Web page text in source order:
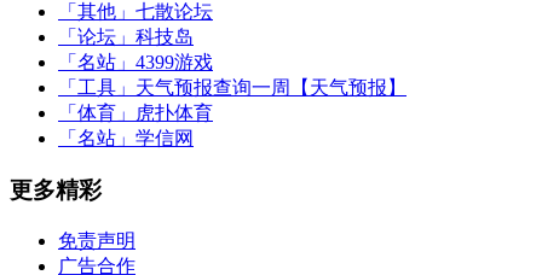
「其他」 七散论坛
「论坛」 科技岛
「名站」 4399游戏
「工具」 天气预报查询一周【天气预报】
「体育」
虎扑体育
「名站」 学信网
更多精彩
免责声明
广告合作